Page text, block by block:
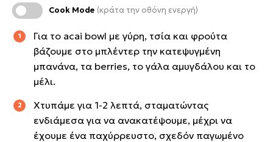
Cook Mode (κράτα την οθόνη ενεργή)
Για το acai bowl με γύρη, τσία και φρούτα
βάζουμε στο μπλέντερ την κατεψυγμένη
μπανάνα, τα berries, το γάλα αμυγδάλου και το
μέλι.
Χτυπάμε για 1-2 λεπτά, σταματώντας
ενδιάμεσα για να ανακατέψουμε, μέχρι να
έχουμε ένα παχύρρευστο, σχεδόν παγωμένο